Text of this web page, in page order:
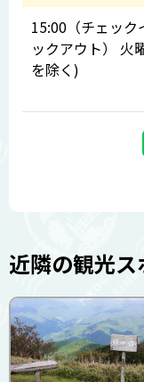
15:00（チェック
ックアウト） 火
を除く)
近隣の観光ス